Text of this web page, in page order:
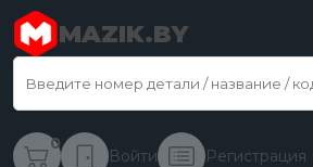
MAZIK.BY
0
Войти Регистрация